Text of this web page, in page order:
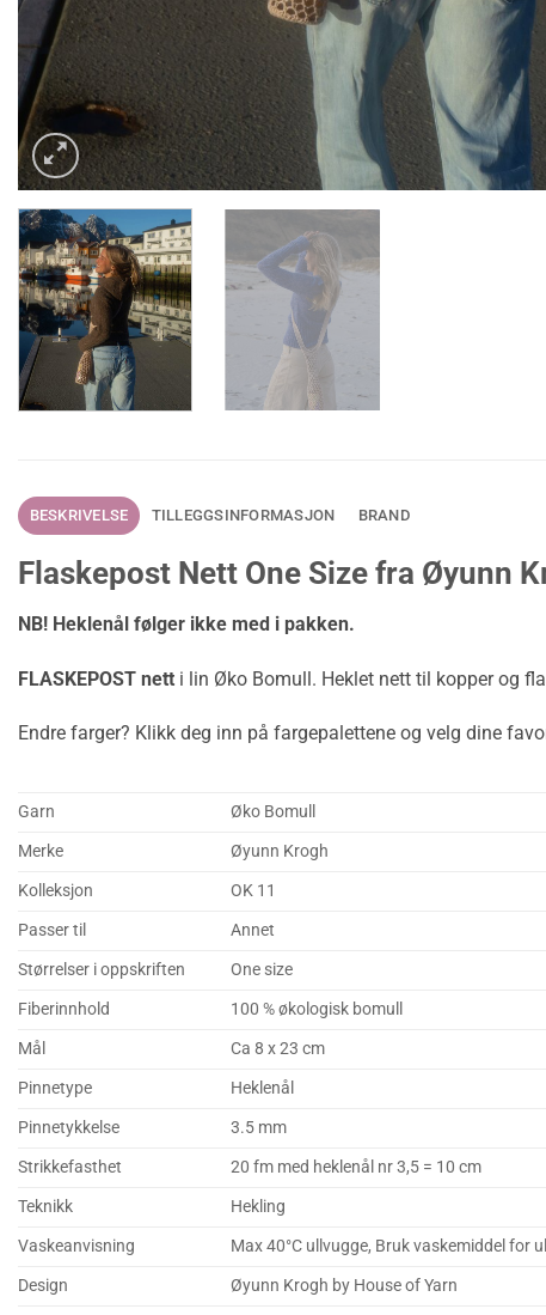
BESKRIVELSE TILLEGGSINFORMASJON BRAND
Flaskepost Nett One Size fra Øyunn
NB! Heklenål følger ikke med i pakken.
FLASKEPOST nett i lin Øko Bomull. Heklet nett til kopper og
Endre farger? Klikk deg inn på fargepalettene og velg dine
Garn
Øko Bomull
Merke
Øyunn Krogh
Kolleksjon
OK 11
Passer til
Annet
Størrelser i oppskriften
One size
Fiberinnhold
100 % økologisk bomull
Mål
Ca 8 x 23 cm
Pinnetype
Heklenål
Pinnetykkelse
3.5 mm
Strikkefasthet
20 fm med heklenål nr 3,5 = 10 cm
Teknikk
Hekling
Vaskeanvisning
Max 40°C ullvugge, Bruk vaskemiddel for
Design
Øyunn Krogh by House of Yarn